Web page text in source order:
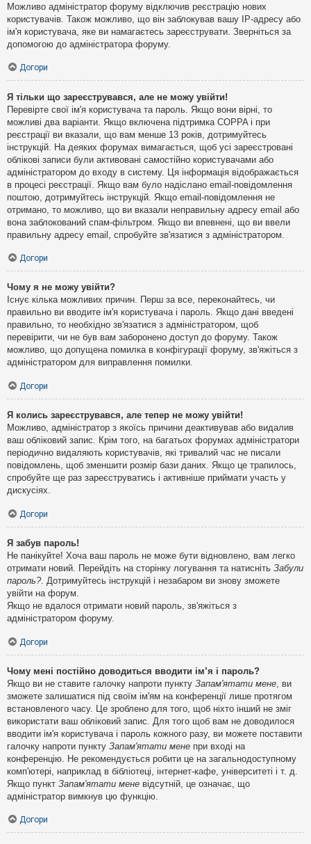
Можливо адміністратор форуму відключив реєстрацію нових
користувачів. Також можливо, що він заблокував вашу IP-адресу або
ім'я користувача, яке ви намагаєтесь зареєструвати. Зверніться за
допомогою до адміністратора форуму.
Догори
Я тільки що зареєструвався, але не можу увійти!
Перевірте свої ім'я користувача та пароль. Якщо вони вірні, то
можливі два варіанти. Якщо включена підтримка COPPA і при
реєстрації ви вказали, що вам менше 13 років, дотримуйтесь
інструкцій. На деяких форумах вимагається, щоб усі зареєстровані
облікові записи були активовані самостійно користувачами або
адміністратором до входу в систему. Ця інформація відображається
в процесі реєстрації. Якщо вам було надіслано email-повідомлення
поштою, дотримуйтесь інструкцій. Якщо email-повідомлення не
отримано, то можливо, що ви вказали неправильну адресу email або
вона заблокований спам-фільтром. Якщо ви впевнені, що ви ввели
правильну адресу email, спробуйте зв'язатися з адміністратором.
Догори
Чому я не можу увійти?
Існує кілька можливих причин. Перш за все, переконайтесь, чи
правильно ви вводите ім'я користувача і пароль. Якщо дані введені
правильно, то необхідно зв'язатися з адміністратором, щоб
перевірити, чи не був вам заборонено доступ до форуму. Також
можливо, що допущена помилка в конфігурації форуму, зв'яжіться з
адміністратором для виправлення помилки.
Догори
Я колись зареєструвався, але тепер не можу увійти!
Можливо, адміністратор з якоїсь причини деактивував або видалив
ваш обліковий запис. Крім того, на багатьох форумах адміністратори
періодично видаляють користувачів, які тривалий час не писали
повідомлень, щоб зменшити розмір бази даних. Якщо це трапилось,
спробуйте ще раз зареєструватись і активніше приймати участь у
дискусіях.
Догори
Я забув пароль!
Не панікуйте! Хоча ваш пароль не може бути відновлено, вам легко
отримати новий. Перейдіть на сторінку логування та натисніть Забули
пароль?. Дотримуйтесь інструкцій і незабаром ви знову зможете
увійти на форум.
Якщо не вдалося отримати новий пароль, зв'яжіться з
адміністратором форуму.
Догори
Чому мені постійно доводиться вводити ім’я і пароль?
Якщо ви не ставите галочку напроти пункту Запам'ятати мене , ви
зможете залишатися під своїм ім'ям на конференції лише протягом
встановленого часу. Це зроблено для того, щоб ніхто інший не зміг
використати ваш обліковий запис. Для того щоб вам не доводилося
вводити ім'я користувача і пароль кожного разу, ви можете поставити
галочку напроти пункту Запам'ятати мене при вході на
конференцію. Не рекомендується робити це на загальнодоступному
комп'ютері, наприклад в бібліотеці, інтернет-кафе, університеті і т. д.
Якщо пункт Запам'ятати мене відсутній, це означає, що
адміністратор вимкнув цю функцію.
Догори